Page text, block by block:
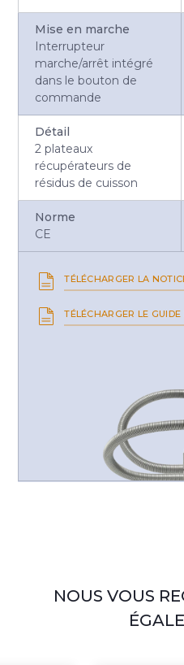
Mise en marche
Interrupteur
marche/arrêt intégré
dans le bouton de
commande
Détail
2 plateaux
récupérateurs de
résidus de cuisson
Norme
CE
TÉLÉCHARGER LA
TÉLÉCHARGER LE
NOUS VOUS